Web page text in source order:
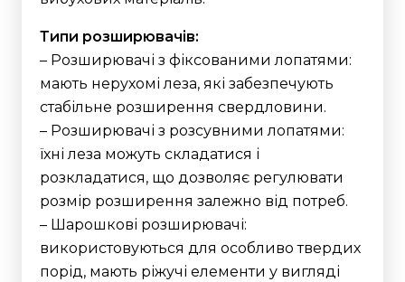
Типи розширювачів:
– Розширювачі з фіксованими лопатями:
мають нерухомі леза, які забезпечують
стабільне розширення свердловини.
– Розширювачі з розсувними лопатями:
їхні леза можуть складатися і
розкладатися, що дозволяє регулювати
розмір розширення залежно від потреб.
– Шарошкові розширювачі:
використовуються для особливо твердих
порід, мають ріжучі елементи у вигляді